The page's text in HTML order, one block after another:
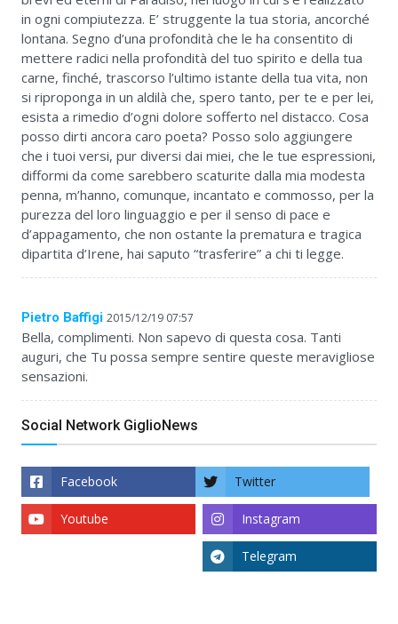
in ogni compiutezza. E’ struggente la tua storia, ancorché
lontana. Segno d’una profondità che le ha consentito di
mettere radici nella profondità del tuo spirito e della tua
carne, finché, trascorso l’ultimo istante della tua vita, non
si riproponga in un aldilà che, spero tanto, per te e per lei,
esista a rimedio d’ogni dolore sofferto nel distacco. Cosa
posso dirti ancora caro poeta? Posso solo aggiungere
che i tuoi versi, pur diversi dai miei, che le tue espressioni,
difformi da come sarebbero scaturite dalla mia modesta
penna, m’hanno, comunque, incantato e commosso, per la
purezza del loro linguaggio e per il senso di pace e
d’appagamento, che non ostante la prematura e tragica
dipartita d’Irene, hai saputo “trasferire” a chi ti legge.
Pietro Baffigi 2015/12/19 07:57
Bella, complimenti. Non sapevo di questa cosa. Tanti
auguri, che Tu possa sempre sentire queste meravigliose
sensazioni.
Social Network GiglioNews
Facebook Twitter
Instagram
Youtube
Telegram